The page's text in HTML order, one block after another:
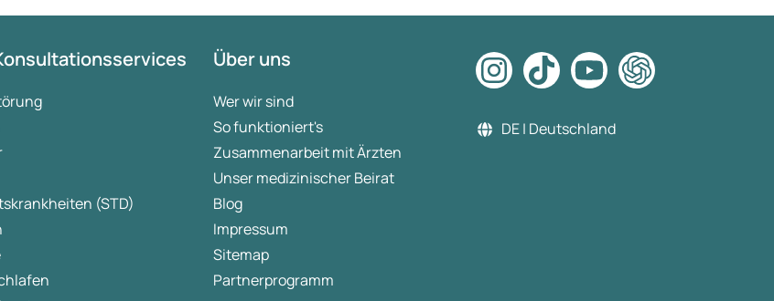
(STD)
Über uns
Wer wir sind
So funktioniert's
Zusammenarbeit mit Ärzten
Unser medizinischer Beirat
Blog
Impressum
Sitemap
Partnerprogramm
DE | Deutschland